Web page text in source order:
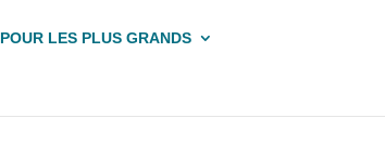
POUR LES PLUS GRANDS